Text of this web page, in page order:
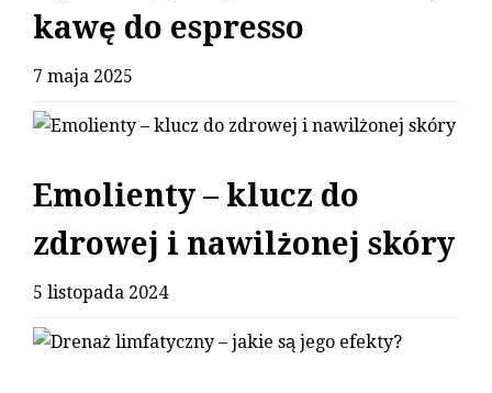
kawę do espresso
7 maja 2025
Emolienty – klucz do
zdrowej i nawilżonej skóry
5 listopada 2024